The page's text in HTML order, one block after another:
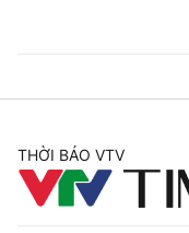
THỜI BÁO VTV